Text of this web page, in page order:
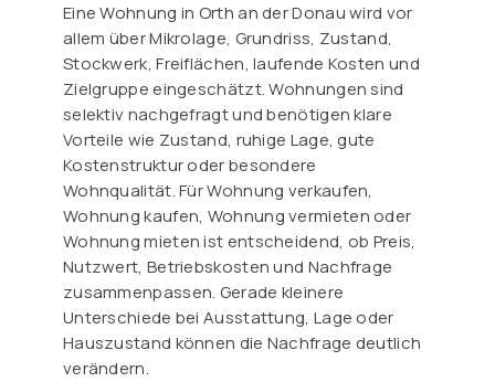
Eine Wohnung in Orth an der Donau wird vor
allem über Mikrolage, Grundriss, Zustand,
Stockwerk, Freiflächen, laufende Kosten und
Zielgruppe eingeschätzt. Wohnungen sind
selektiv nachgefragt und benötigen klare
Vorteile wie Zustand, ruhige Lage, gute
Kostenstruktur oder besondere
Wohnqualität. Für Wohnung verkaufen,
Wohnung kaufen, Wohnung vermieten oder
Wohnung mieten ist entscheidend, ob Preis,
Nutzwert, Betriebskosten und Nachfrage
zusammenpassen. Gerade kleinere
Unterschiede bei Ausstattung, Lage oder
Hauszustand können die Nachfrage deutlich
verändern.